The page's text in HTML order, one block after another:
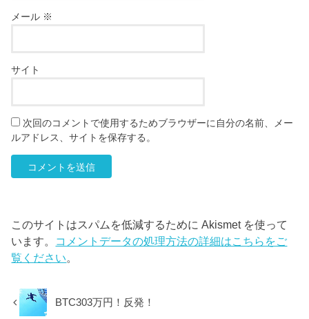
メール ※
サイト
次回のコメントで使用するためブラウザーに自分の名前、メー
ルアドレス、サイトを保存する。
このサイトはスパムを低減するために Akismet を使って
います。 コメントデータの処理方法の詳細はこちらをご
覧ください。
BTC303万円！反発！